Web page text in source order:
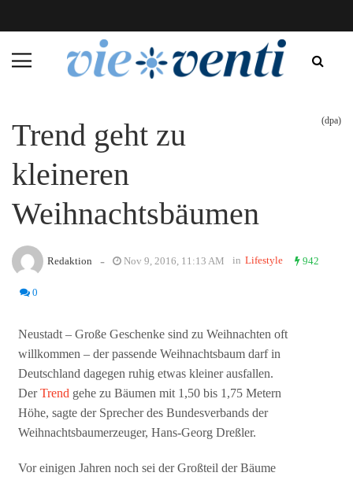
Trend geht zu
kleineren
Weihnachtsbäumen
(dpa)
Redaktion - Nov 9, 2016, 11:13 AM in Lifestyle 942
0
Neustadt – Große Geschenke sind zu Weihnachten oft
willkommen – der passende Weihnachtsbaum darf in
Deutschland dagegen ruhig etwas kleiner ausfallen.
DerTrend gehe zu Bäumen mit 1,50 bis 1,75 Metern
Höhe, sagte der Sprecher des Bundesverbands der
Weihnachtsbaumerzeuger, Hans-Georg Dreßler.
Vor einigen Jahren noch sei der Großteil der Bäume